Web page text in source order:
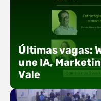
Últimas vagas:
une IA,
Vale